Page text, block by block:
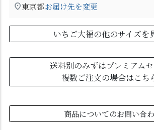
東京都お届け先を変更
いちご大福の他のサイズを
送料別のみずはプレミアム
複数ご注文の場合はこち
商品についてのお問い合